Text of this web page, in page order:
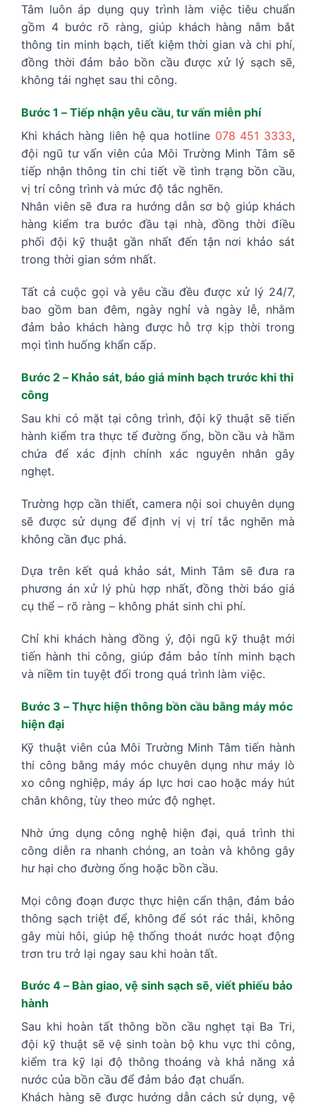
Tâm luôn áp dụng quy trình làm việc tiêu chuẩn
gồm 4 bước rõ ràng, giúp khách hàng nắm bắt
thông tin minh bạch, tiết kiệm thời gian và chi phí,
đồng thời đảm bảo bồn cầu được xử lý sạch sẽ,
không tái nghẹt sau thi công.
Bước 1 – Tiếp nhận yêu cầu, tư vấn miễn phí
Khi khách hàng liên hệ qua hotline 078 451 3333,
đội ngũ tư vấn viên của Môi Trường Minh Tâm sẽ
tiếp nhận thông tin chi tiết về tình trạng bồn cầu,
vị trí công trình và mức độ tắc nghẽn.
Nhân viên sẽ đưa ra hướng dẫn sơ bộ giúp khách
hàng kiểm tra bước đầu tại nhà, đồng thời điều
phối đội kỹ thuật gần nhất đến tận nơi khảo sát
trong thời gian sớm nhất.
Tất cả cuộc gọi và yêu cầu đều được xử lý 24/7,
bao gồm ban đêm, ngày nghỉ và ngày lễ, nhằm
đảm bảo khách hàng được hỗ trợ kịp thời trong
mọi tình huống khẩn cấp.
Bước 2 – Khảo sát, báo giá minh bạch trước khi thi
công
Sau khi có mặt tại công trình, đội kỹ thuật sẽ tiến
hành kiểm tra thực tế đường ống, bồn cầu và hầm
chứa để xác định chính xác nguyên nhân gây
nghẹt.
Trường hợp cần thiết, camera nội soi chuyên dụng
sẽ được sử dụng để định vị vị trí tắc nghẽn mà
không cần đục phá.
Dựa trên kết quả khảo sát, Minh Tâm sẽ đưa ra
phương án xử lý phù hợp nhất, đồng thời báo giá
cụ thể – rõ ràng – không phát sinh chi phí.
Chỉ khi khách hàng đồng ý, đội ngũ kỹ thuật mới
tiến hành thi công, giúp đảm bảo tính minh bạch
và niềm tin tuyệt đối trong quá trình làm việc.
Bước 3 – Thực hiện thông bồn cầu bằng máy móc
hiện đại
Kỹ thuật viên của Môi Trường Minh Tâm tiến hành
thi công bằng máy móc chuyên dụng như máy lò
xo công nghiệp, máy áp lực hơi cao hoặc máy hút
chân không, tùy theo mức độ nghẹt.
Nhờ ứng dụng công nghệ hiện đại, quá trình thi
công diễn ra nhanh chóng, an toàn và không gây
hư hại cho đường ống hoặc bồn cầu.
Mọi công đoạn được thực hiện cẩn thận, đảm bảo
thông sạch triệt để, không để sót rác thải, không
gây mùi hôi, giúp hệ thống thoát nước hoạt động
trơn tru trở lại ngay sau khi hoàn tất.
Bước 4 – Bàn giao, vệ sinh sạch sẽ, viết phiếu bảo
hành
Sau khi hoàn tất thông bồn cầu nghẹt tại Ba Tri,
đội kỹ thuật sẽ vệ sinh toàn bộ khu vực thi công,
kiểm tra kỹ lại độ thông thoáng và khả năng xả
nước của bồn cầu để đảm bảo đạt chuẩn.
Khách hàng sẽ được hướng dẫn cách sử dụng, vệ